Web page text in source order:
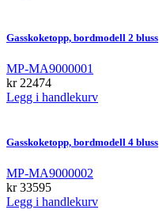
Gasskoketopp, bordmodell 2 bluss
MP-MA9000001
kr22474
Legg i handlekurv
Gasskoketopp, bordmodell 4 bluss
MP-MA9000002
kr33595
Legg i handlekurv